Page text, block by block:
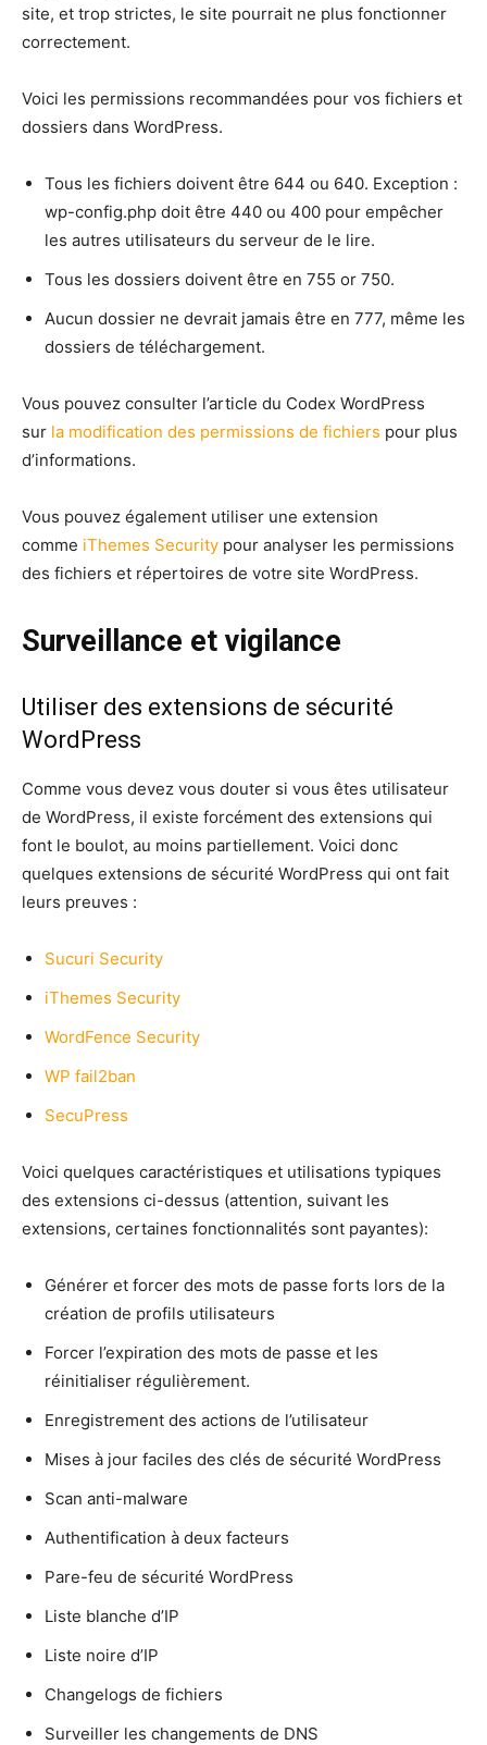
site, et trop strictes, le site pourrait ne plus fonctionner
correctement.
Voici les permissions recommandées pour vos fichiers et
dossiers dans WordPress.
Tous les fichiers doivent être 644 ou 640. Exception :
wp-config.php doit être 440 ou 400 pour empêcher
les autres utilisateurs du serveur de le lire.
Tous les dossiers doivent être en 755 or 750.
Aucun dossier ne devrait jamais être en 777, même les
dossiers de téléchargement.
Vous pouvez consulter l’article du Codex WordPress
sur la modification des permissions de fichiers pour plus
d’informations.
Vous pouvez également utiliser une extension
comme iThemes Security pour analyser les permissions
des fichiers et répertoires de votre site WordPress.
Surveillance et vigilance
Utiliser des extensions de sécurité
WordPress
Comme vous devez vous douter si vous êtes utilisateur
de WordPress, il existe forcément des extensions qui
font le boulot, au moins partiellement. Voici donc
quelques extensions de sécurité WordPress qui ont fait
leurs preuves :
Sucuri Security
iThemes Security
WordFence Security
WP fail2ban
SecuPress
Voici quelques caractéristiques et utilisations typiques
des extensions ci-dessus (attention, suivant les
extensions, certaines fonctionnalités sont payantes):
Générer et forcer des mots de passe forts lors de la
création de profils utilisateurs
Forcer l’expiration des mots de passe et les
réinitialiser régulièrement.
Enregistrement des actions de l’utilisateur
Mises à jour faciles des clés de sécurité WordPress
Scan anti-malware
Authentification à deux facteurs
Pare-feu de sécurité WordPress
Liste blanche d’IP
Liste noire d’IP
Changelogs de fichiers
Surveiller les changements de DNS